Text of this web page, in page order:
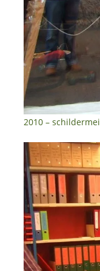
2010 –